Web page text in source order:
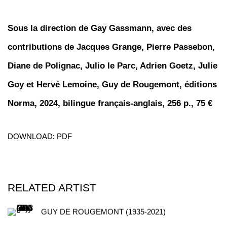
Sous la direction de Gay Gassmann, avec des
contributions de Jacques Grange, Pierre Passebon,
Diane de Polignac, Julio le Parc, Adrien Goetz, Julie
Goy et Hervé Lemoine, Guy de Rougemont, éditions
Norma, 2024, bilingue français-anglais, 256 p., 75 €
DOWNLOAD: PDF
RELATED ARTIST
GUY DE ROUGEMONT (1935-2021)